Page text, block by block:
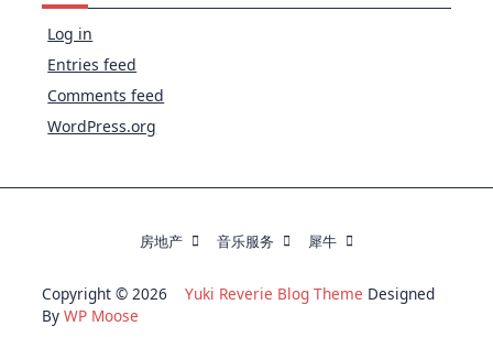
Log in
Entries feed
Comments feed
WordPress.org
房地产 音乐服务 犀牛
Copyright © 2026 Yuki Reverie Blog Theme Designed
By WP Moose